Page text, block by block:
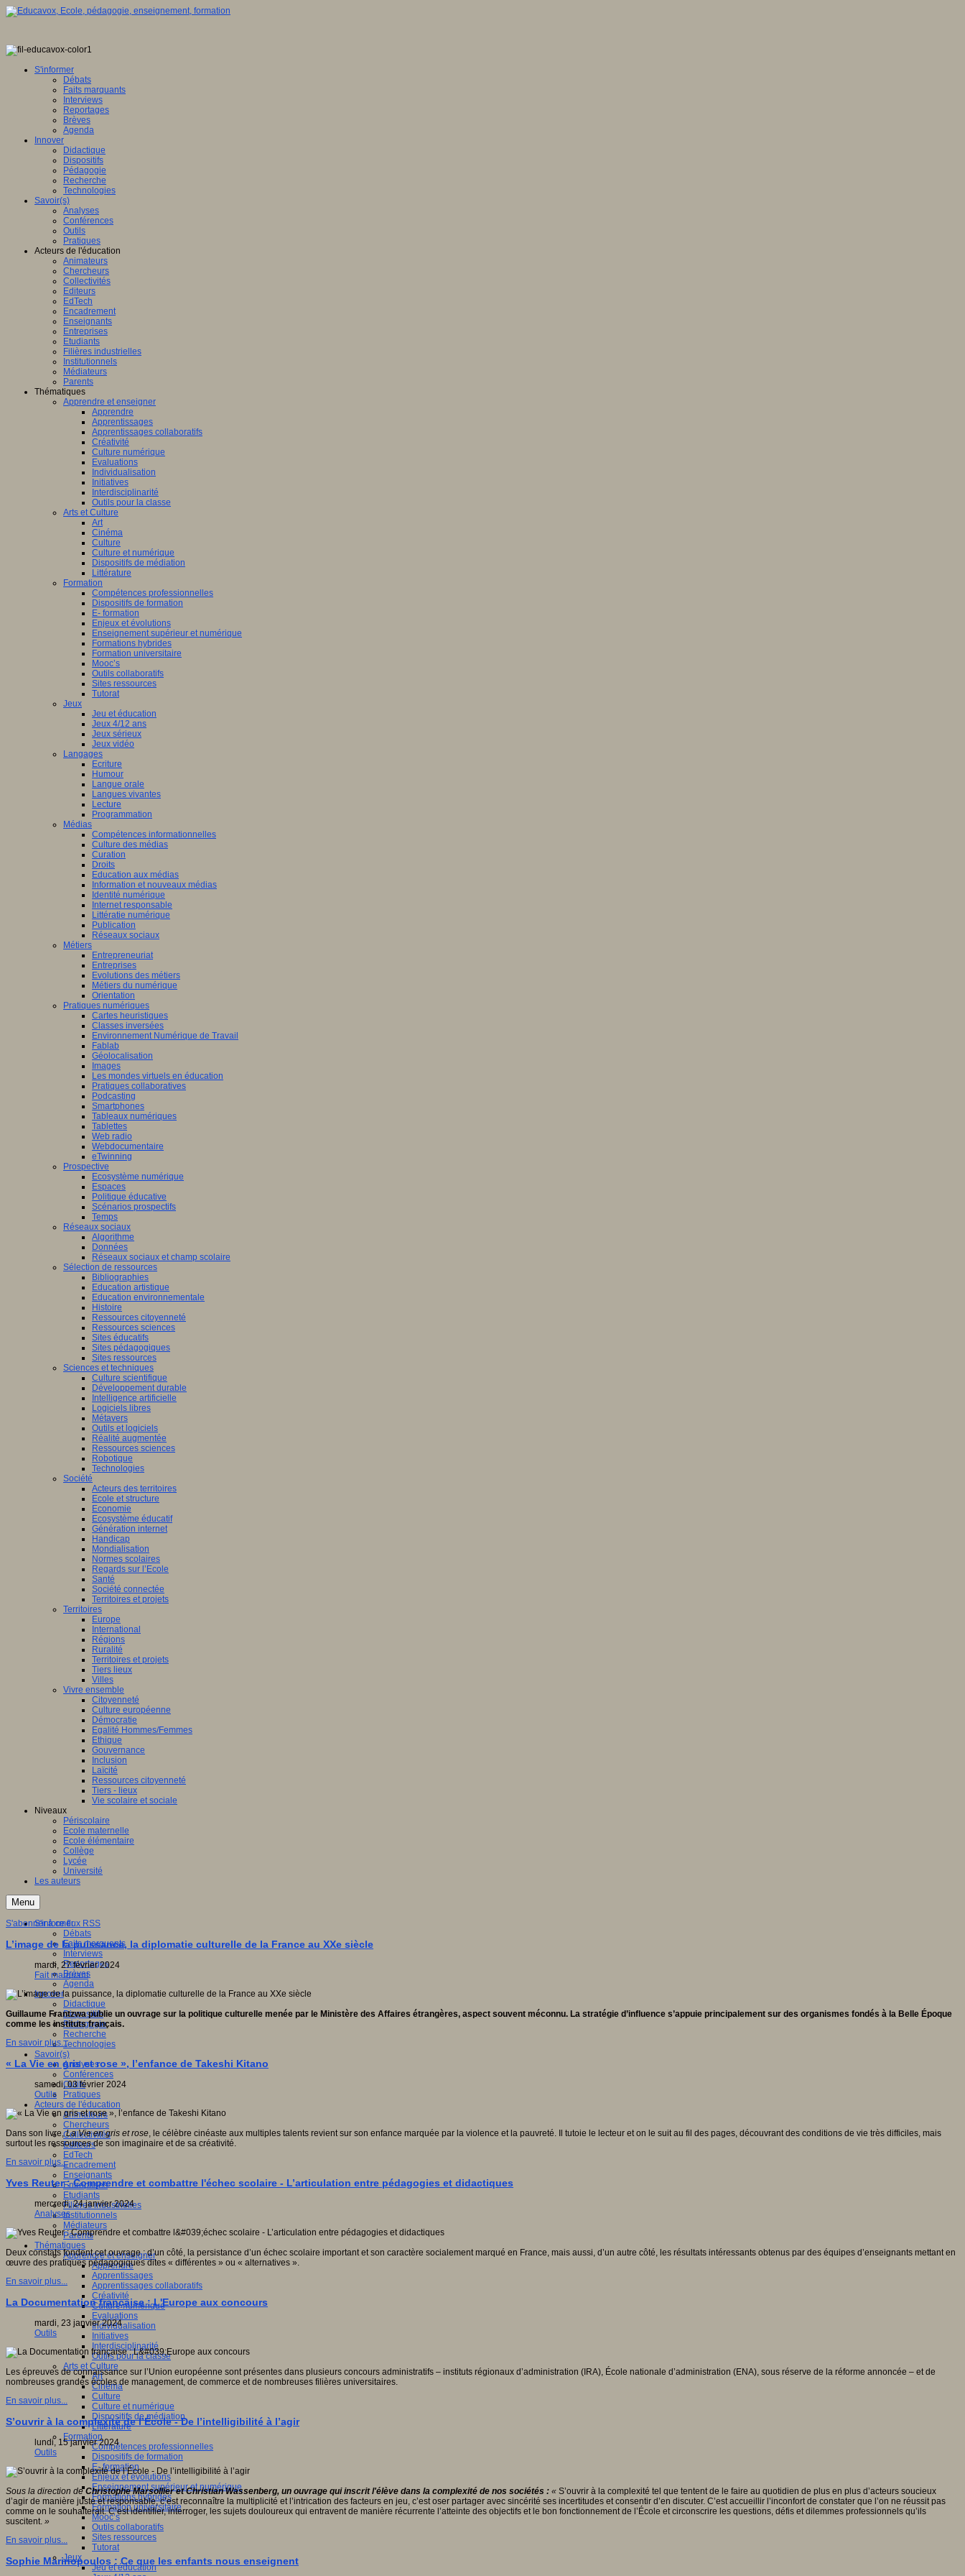
S'informer
Débats
Faits marquants
Interviews
Reportages
Brèves
Agenda
Innover
Didactique
Dispositifs
Pédagogie
Recherche
Technologies
Savoir(s)
Analyses
Conférences
Outils
Pratiques
Acteurs de l'éducation
Animateurs
Chercheurs
Collectivités
Editeurs
EdTech
Encadrement
Enseignants
Entreprises
Etudiants
Filières industrielles
Institutionnels
Médiateurs
Parents
Thématiques
Apprendre et enseigner
Apprendre
Apprentissages
Apprentissages collaboratifs
Créativité
Culture numérique
Evaluations
Individualisation
Initiatives
Interdisciplinarité
Outils pour la classe
Arts et Culture
Art
Cinéma
Culture
Culture et numérique
Dispositifs de médiation
Littérature
Formation
Compétences professionnelles
Dispositifs de formation
E- formation
Enjeux et évolutions
Enseignement supérieur et numérique
Formations hybrides
Formation universitaire
Mooc’s
Outils collaboratifs
Sites ressources
Tutorat
Jeux
Jeu et éducation
Jeux 4/12 ans
Jeux sérieux
Jeux vidéo
Langages
Ecriture
Humour
Langue orale
Langues vivantes
Lecture
Programmation
Médias
Compétences informationnelles
Culture des médias
Curation
Droits
Education aux médias
Information et nouveaux médias
Identité numérique
Internet responsable
Littératie numérique
Publication
Réseaux sociaux
Métiers
Entrepreneuriat
Entreprises
Evolutions des métiers
Métiers du numérique
Orientation
Pratiques numériques
Cartes heuristiques
Classes inversées
Environnement Numérique de Travail
Fablab
Géolocalisation
Images
Les mondes virtuels en éducation
Pratiques collaboratives
Podcasting
Smartphones
Tableaux numériques
Tablettes
Web radio
Webdocumentaire
eTwinning
Prospective
Ecosystème numérique
Espaces
Politique éducative
Scénarios prospectifs
Temps
Réseaux sociaux
Algorithme
Données
Réseaux sociaux et champ scolaire
Sélection de ressources
Bibliographies
Education artistique
Education environnementale
Histoire
Ressources citoyenneté
Ressources sciences
Sites éducatifs
Sites pédagogiques
Sites ressources
Sciences et techniques
Culture scientifique
Développement durable
Intelligence artificielle
Logiciels libres
Métavers
Outils et logiciels
Réalité augmentée
Ressources sciences
Robotique
Technologies
Société
Acteurs des territoires
Ecole et structure
Economie
Ecosystème éducatif
Génération internet
Handicap
Mondialisation
Normes scolaires
Regards sur l’Ecole
Santé
Société connectée
Territoires et projets
Territoires
Europe
International
Régions
Ruralité
Territoires et projets
Tiers lieux
Villes
Vivre ensemble
Citoyenneté
Culture européenne
Démocratie
Egalité Hommes/Femmes
Ethique
Gouvernance
Inclusion
Laïcité
Ressources citoyenneté
Tiers - lieux
Vie scolaire et sociale
Niveaux
Périscolaire
Ecole maternelle
Ecole élémentaire
Collège
Lycée
Université
Les auteurs
Menu
S'informer
Débats
Faits marquants
Interviews
Reportages
Brèves
Agenda
Innover
Didactique
Dispositifs
Pédagogie
Recherche
Technologies
Savoir(s)
Analyses
Conférences
Outils
Pratiques
Acteurs de l'éducation
Animateurs
Chercheurs
Collectivités
Editeurs
EdTech
Encadrement
Enseignants
Entreprises
Etudiants
Filières industrielles
Institutionnels
Médiateurs
Parents
Thématiques
Apprendre et enseigner
Apprendre
Apprentissages
Apprentissages collaboratifs
Créativité
Culture numérique
Evaluations
Individualisation
Initiatives
Interdisciplinarité
Outils pour la classe
Arts et Culture
Art
Cinéma
Culture
Culture et numérique
Dispositifs de médiation
Littérature
Formation
Compétences professionnelles
Dispositifs de formation
E- formation
Enjeux et évolutions
Enseignement supérieur et numérique
Formations hybrides
Formation universitaire
Mooc’s
Outils collaboratifs
Sites ressources
Tutorat
Jeux
Jeu et éducation
S'abonner à ce flux RSS
L’image de la puissance, la diplomatie culturelle de la France au XXe siècle
mardi, 27 février 2024
Fait marquant
Guillaume Frantzwa publie un ouvrage sur la politique culturelle menée par le Ministère des Affaires étrangères, aspect souvent méconnu. La stratégie d’influence s’appuie principalement sur des organismes fondés à la Belle Époque
comme les instituts français.
En savoir plus...
« La Vie en gris et rose », l’enfance de Takeshi Kitano
samedi, 03 février 2024
Outils
Dans son livre,La Vie en gris et rose, le célèbre cinéaste aux multiples talents revient sur son enfance marquée par la violence et la pauvreté. Il tutoie le lecteur et on le suit au fil des pages, découvrant des conditions de vie très difficiles, mais
surtout les ressources de son imaginaire et de sa créativité.
En savoir plus...
Yves Reuter : Comprendre et combattre l'échec scolaire - L’articulation entre pédagogies et didactiques
mercredi, 24 janvier 2024
Analyses
Deux constats fondent cet ouvrage : d’un côté, la persistance d’un échec scolaire important et son caractère socialement marqué en France, mais aussi, d’un autre côté, les résultats intéressants obtenus par des équipes d’enseignants mettant en
œuvre des pratiques pédagogiques dites « différentes » ou « alternatives ».
En savoir plus...
La Documentation française : L'Europe aux concours
mardi, 23 janvier 2024
Outils
Les épreuves de connaissance sur l’Union européenne sont présentes dans plusieurs concours administratifs – instituts régionaux d’administration (IRA), École nationale d’administration (ENA), sous réserve de la réforme annoncée – et de
nombreuses grandes écoles de management, de commerce et de nombreuses filières universitaires.
En savoir plus...
S’ouvrir à la complexité de l’École - De l’intelligibilité à l’agir
lundi, 15 janvier 2024
Outils
Sous la direction deChristophe Marsollier et Christian Wassenberg, un ouvrage qui inscrit l'élève dans la complexité de nos sociétés : « S’ouvrir à la complexité tel que tentent de le faire au quotidien de plus en plus d’acteurs soucieux
d’agir de manière juste et responsable, c’est reconnaître la multiplicité et l’intrication des facteurs en jeu, c’est oser partager avec sincérité ses incertitudes et consentir d’en discuter. C’est accueillir l’inconfort de constater que l’on ne réussit pas
comme on le souhaiterait. C’est identifier, interroger, les sujets douloureux qui entravent de manière récurrente l’atteinte des objectifs et le bon fonctionnement de l’École et circonscrire les questions, défis et dilemmes professionnels qu’ils
suscitent. »
En savoir plus...
Sophie Marinopoulos : Ce que les enfants nous enseignent